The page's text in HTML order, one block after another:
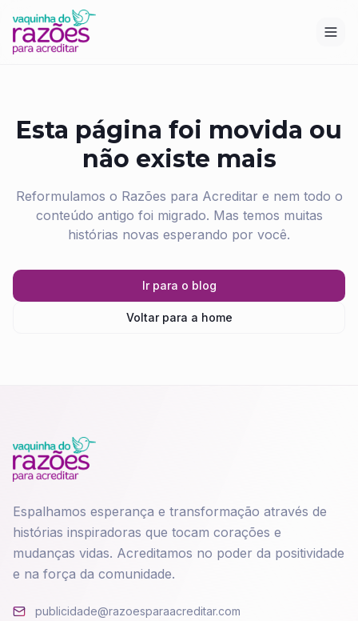
Esta página foi movida ou
não existe mais
Reformulamos o Razões para Acreditar e nem todo o
conteúdo antigo foi migrado. Mas temos muitas
histórias novas esperando por você.
Ir para o blog
Voltar para a home
Espalhamos esperança e transformação através de
histórias inspiradoras que tocam corações e
mudanças vidas. Acreditamos no poder da positividade
e na força da comunidade.
publicidade@razoesparaacreditar.com